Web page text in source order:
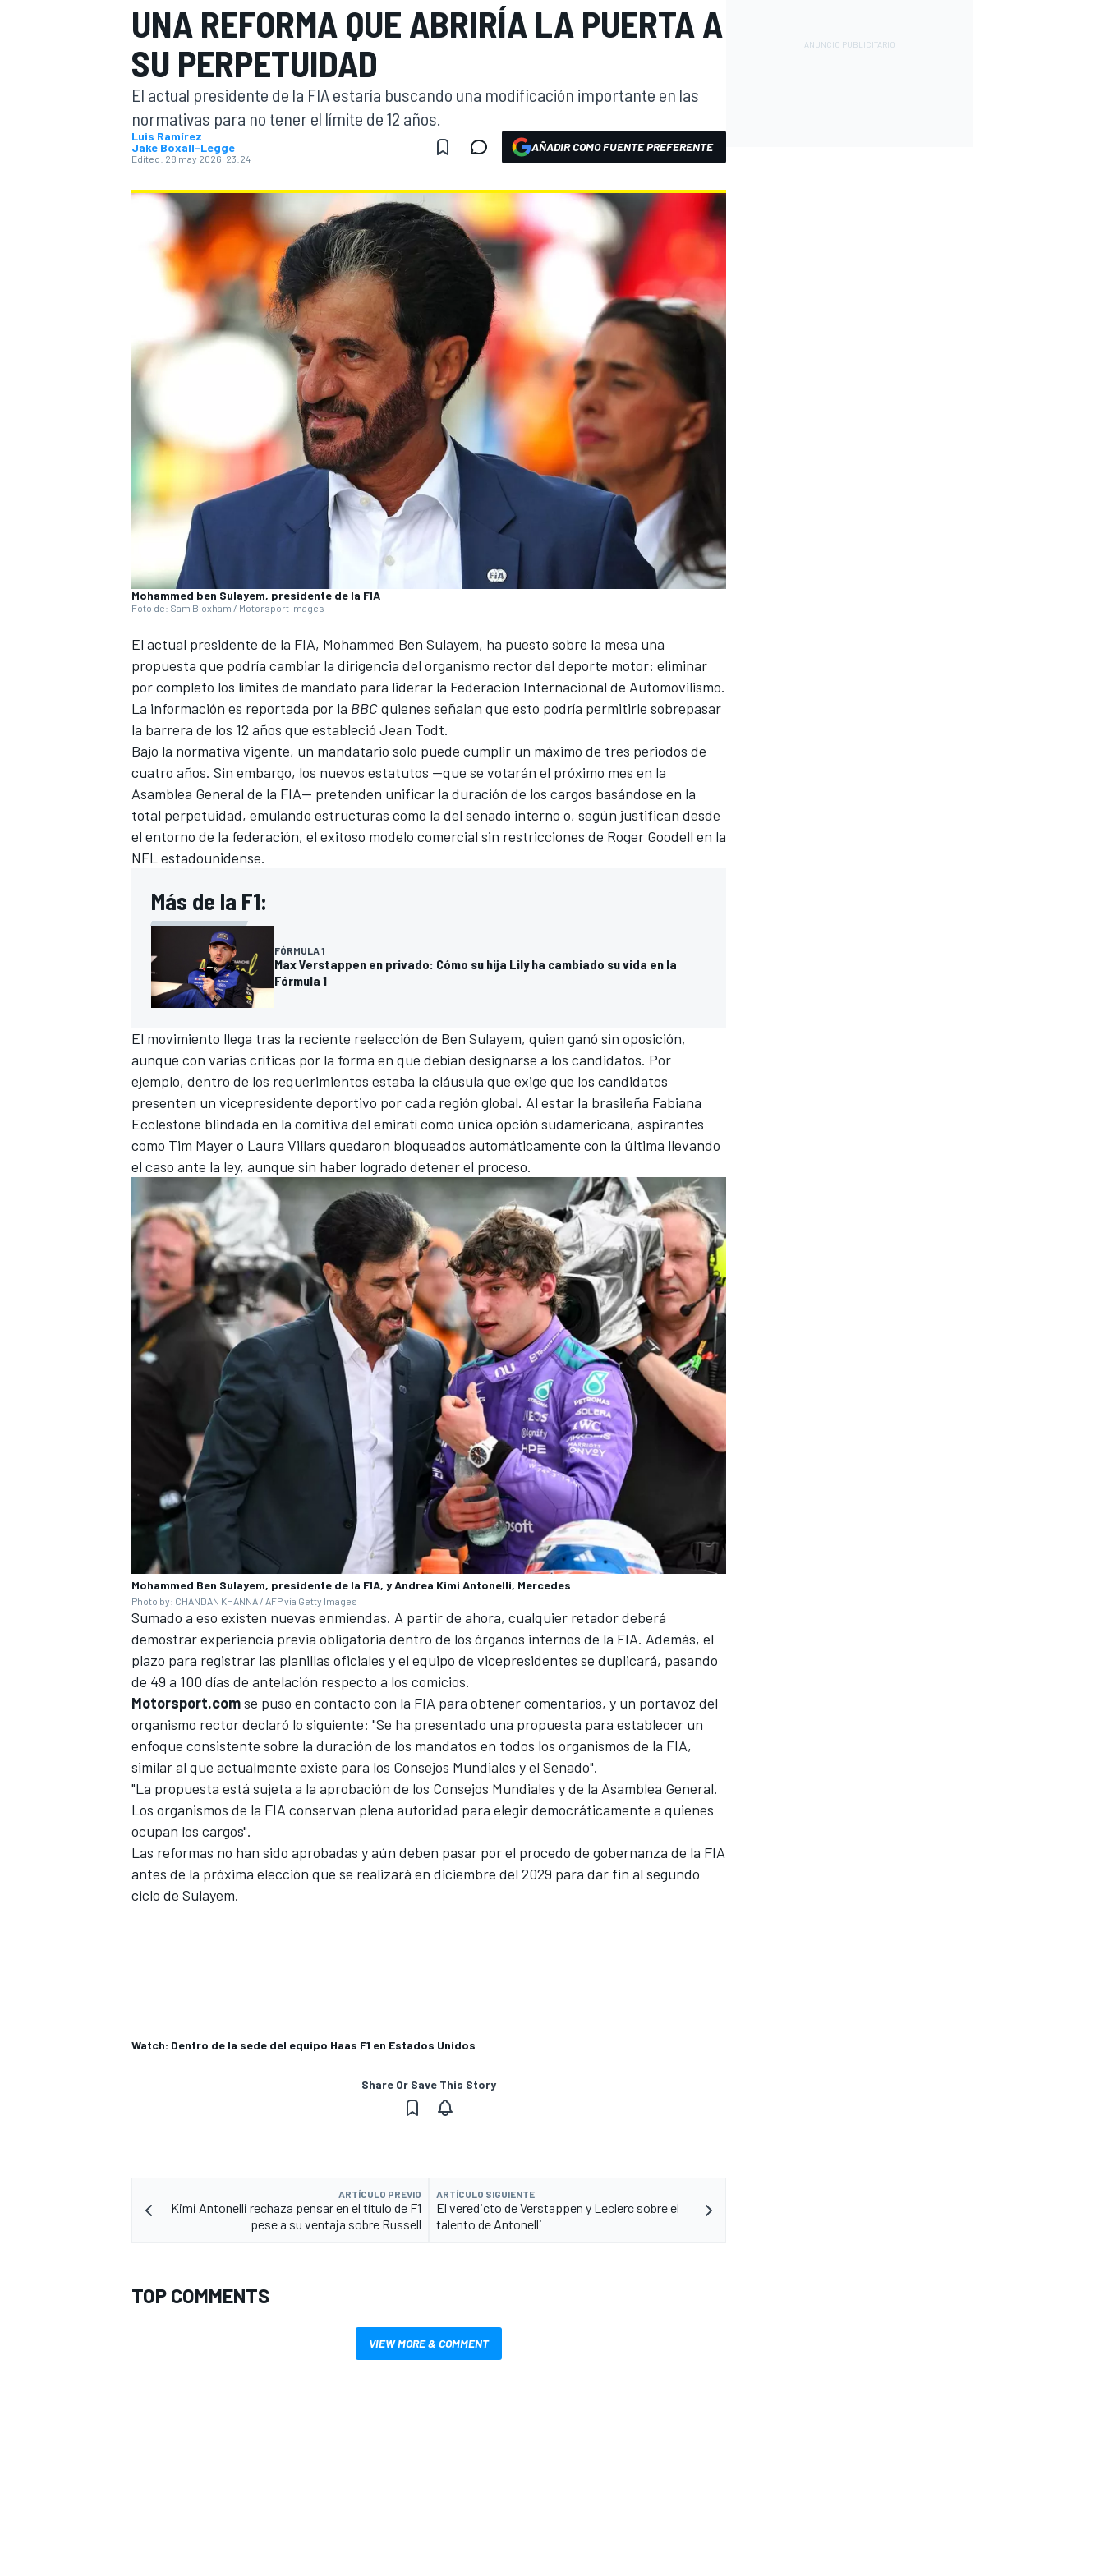
FÓRMULA E MOTO
MÁS
UNA REFORMA QUE ABRIRÍA LA PUERTA A
SU PERPETUIDAD
El actual presidente de la FIA estaría buscando una modificación importante en las
normativas para no tener el límite de 12 años.
Luis Ramírez
Jake Boxall-Legge
Edited: 28 may 2026, 23:24
AÑADIR COMO FUENTE PREFERENTE
Mohammed ben Sulayem, presidente de la FIA
Foto de: Sam Bloxham / Motorsport Images
El actual presidente de la FIA, Mohammed Ben Sulayem, ha puesto sobre la mesa una
propuesta que podría cambiar la dirigencia del organismo rector del deporte motor: eliminar
por completo los límites de mandato para liderar la Federación Internacional de Automovilismo.
La información es reportada por la BBCquienes señalan que esto podría permitirle sobrepasar
la barrera de los 12 años que estableció Jean Todt.
Bajo la normativa vigente, un mandatario solo puede cumplir un máximo de tres periodos de
cuatro años. Sin embargo, los nuevos estatutos —que se votarán el próximo mes en la
Asamblea General de la FIA— pretenden unificar la duración de los cargos basándose en la
total perpetuidad, emulando estructuras como la del senado interno o, según justifican desde
el entorno de la federación, el exitoso modelo comercial sin restricciones de Roger Goodell en la
NFL estadounidense.
Más de la F1:
FÓRMULA 1
Max Verstappen en privado: Cómo su hija Lily ha cambiado su vida en la
Fórmula 1
El movimiento llega tras la reciente reelección de Ben Sulayem, quien ganó sin oposición,
aunque con varias críticas por la forma en que debían designarse a los candidatos. Por
ejemplo, dentro de los requerimientos estaba la cláusula que exige que los candidatos
presenten un vicepresidente deportivo por cada región global. Al estar la brasileña Fabiana
Ecclestone blindada en la comitiva del emiratí como única opción sudamericana, aspirantes
como Tim Mayer o Laura Villars quedaron bloqueados automáticamente con la última llevando
el caso ante la ley, aunque sin haber logrado detener el proceso.
Mohammed Ben Sulayem, presidente de la FIA, y Andrea Kimi Antonelli, Mercedes
Photo by: CHANDAN KHANNA / AFP via Getty Images
Sumado a eso existen nuevas enmiendas. A partir de ahora, cualquier retador deberá
demostrar experiencia previa obligatoria dentro de los órganos internos de la FIA. Además, el
plazo para registrar las planillas oficiales y el equipo de vicepresidentes se duplicará, pasando
de 49 a 100 días de antelación respecto a los comicios.
Motorsport.comse puso en contacto con la FIA para obtener comentarios, y un portavoz del
organismo rector declaró lo siguiente: "Se ha presentado una propuesta para establecer un
enfoque consistente sobre la duración de los mandatos en todos los organismos de la FIA,
similar al que actualmente existe para los Consejos Mundiales y el Senado".
"La propuesta está sujeta a la aprobación de los Consejos Mundiales y de la Asamblea General.
Los organismos de la FIA conservan plena autoridad para elegir democráticamente a quienes
ocupan los cargos".
Las reformas no han sido aprobadas y aún deben pasar por el procedo de gobernanza de la FIA
antes de la próxima elección que se realizará en diciembre del 2029 para dar fin al segundo
ciclo de Sulayem.
Watch: Dentro de la sede del equipo Haas F1 en Estados Unidos
Share Or Save This Story
ARTÍCULO PREVIO
Kimi Antonelli rechaza pensar en el título de F1
pese a su ventaja sobre Russell
ARTÍCULO SIGUIENTE
El veredicto de Verstappen y Leclerc sobre el
talento de Antonelli
TOP COMMENTS
VIEW MORE & COMMENT